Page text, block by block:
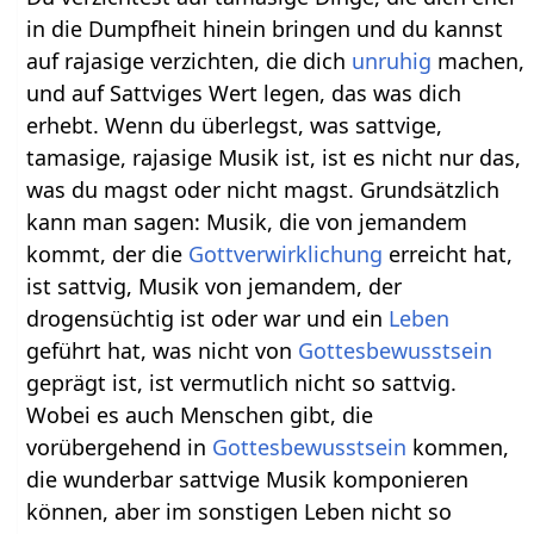
in die Dumpfheit hinein bringen und du kannst
auf rajasige verzichten, die dich unruhig machen,
und auf Sattviges Wert legen, das was dich
erhebt. Wenn du überlegst, was sattvige,
tamasige, rajasige Musik ist, ist es nicht nur das,
was du magst oder nicht magst. Grundsätzlich
kann man sagen: Musik, die von jemandem
kommt, der die Gottverwirklichung erreicht hat,
ist sattvig, Musik von jemandem, der
drogensüchtig ist oder war und ein Leben
geführt hat, was nicht von Gottesbewusstsein
geprägt ist, ist vermutlich nicht so sattvig.
Wobei es auch Menschen gibt, die
vorübergehend in Gottesbewusstsein kommen,
die wunderbar sattvige Musik komponieren
können, aber im sonstigen Leben nicht so